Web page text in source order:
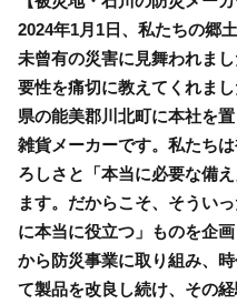
2024年1月1日、私たちの郷
未曾有の災害に見舞われま
要性を痛切に教えてくれま
県の能美郡川北町に本社を
雑貨メーカーです。私たち
ろしさと「本当に必要な備
ます。だからこそ、そうい
に本当に役立つ」ものを企
から防災事業に取り組み、
て製品を改良し続け、その